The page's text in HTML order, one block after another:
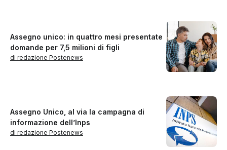
Assegno unico: in quattro mesi presentate
domande per 7,5 milioni di figli
di redazione Postenews
Assegno Unico, al via la campagna di
informazione dell’Inps
di redazione Postenews